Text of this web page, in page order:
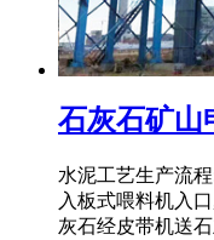
石灰石矿山
水泥工艺生产流
入板式喂料机入
灰石经皮带机送